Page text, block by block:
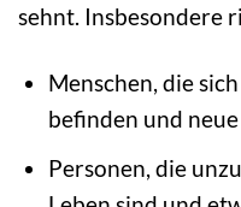
sehnt. Insbesondere
Menschen, die
befinden und
Personen, die